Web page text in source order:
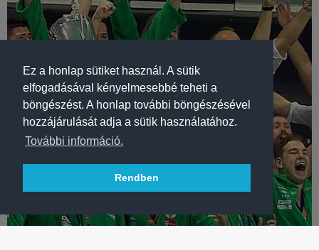
Ez a honlap sütiket használ. A sütik
elfogadásával kényelmesebbé teheti a
böngészést. A honlap további böngészésével
hozzájárulását adja a sütik használatához.
További információ.
Rendben